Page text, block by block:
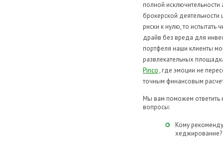
полной исключительности
брокерской деятельности
риски к нулю, то испытать
драйв без вреда для
портфеля наши клиенты
развлекательных
Pinco, где эмоции не
точным финансовым
Мы вам поможем
вопросы:
Кому
хеджирование?